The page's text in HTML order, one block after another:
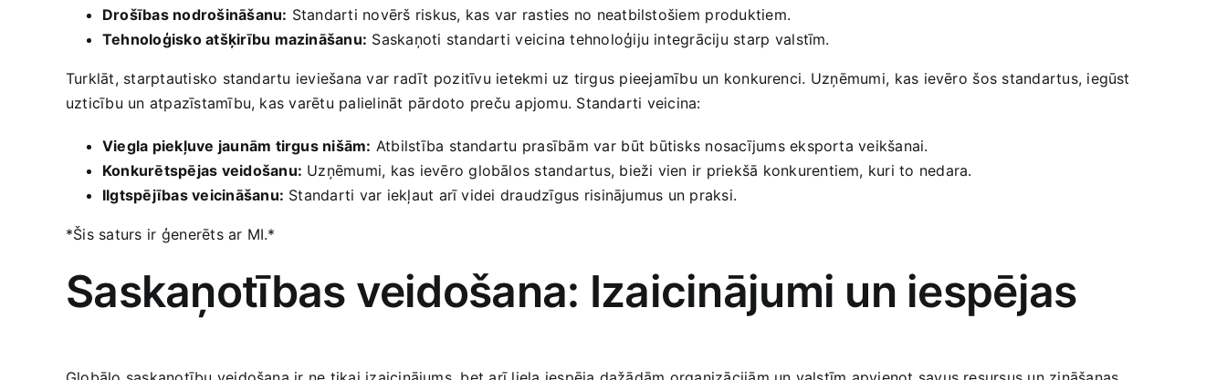
Drošības nodrošināšanu: Standarti novērš riskus, kas var ⁢rasties no neatbilstošiem ⁣produktiem.
Tehnoloģisko ‍atšķirību mazināšanu: Saskaņoti ‌standarti⁤ veicina tehnoloģiju integrāciju​ starp ⁣valstīm.
Turklāt, ​starptautisko standartu ‌ieviešana var radīt⁤ pozitīvu ​ietekmi uz tirgus pieejamību un konkurenci.⁣ Uzņēmumi,⁤ kas ievēro⁣ šos standartus, iegūst
uzticību un atpazīstamību, kas varētu palielināt ⁤pārdoto ‍preču apjomu. Standarti veicina:
Viegla piekļuve jaunām tirgus nišām: ‌Atbilstība standartu prasībām var⁢ būt⁤ būtisks nosacījums ​eksporta veikšanai.
Konkurētspējas veidošanu: Uzņēmumi, kas ievēro globālos standartus, bieži‍ vien ‌ir ‍priekšā konkurentiem, kuri to nedara.
Ilgtspējības‍ veicināšanu: Standarti var iekļaut arī videi draudzīgus⁤ risinājumus un praksi.
*Šis saturs⁣ ir ģenerēts ar MI.*
Saskaņotības veidošana: Izaicinājumi un iespējas